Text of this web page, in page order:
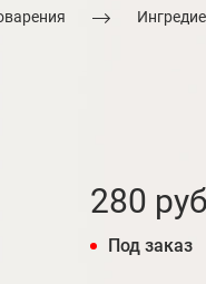
280
Под заказ